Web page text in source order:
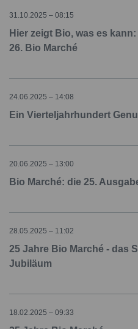
31.10.2025 – 08:15
Hier zeigt Bio, was es
26. Bio Marché
24.06.2025 – 14:08
Ein Vierteljahrhundert
20.06.2025 – 13:00
Bio Marché: die 25.
28.05.2025 – 11:02
25 Jahre Bio Marché - das
Jubiläum
18.02.2025 – 09:33